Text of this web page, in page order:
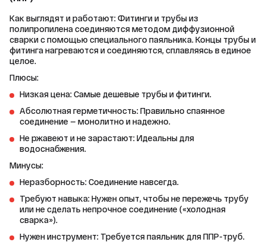
Как выглядят и работают: Фитинги и трубы из
полипропилена соединяются методом диффузионной
сварки с помощью специального паяльника. Концы трубы и
фитинга нагреваются и соединяются, сплавляясь в единое
целое.
Плюсы:
Низкая цена: Самые дешевые трубы и фитинги.
Абсолютная герметичность: Правильно спаянное
соединение — монолитно и надежно.
Не ржавеют и не зарастают: Идеальны для
водоснабжения.
Минусы:
Неразборность: Соединение навсегда.
Требуют навыка: Нужен опыт, чтобы не пережечь трубу
или не сделать непрочное соединение («холодная
сварка»).
Нужен инструмент: Требуется паяльник для ППР-труб.